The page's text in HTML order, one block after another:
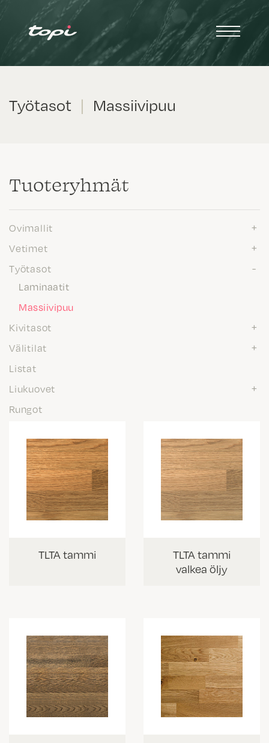
Työtasot | Massiivipuu
Tuote­ryhmät
Ovimallit
Vetimet
Työtasot
Laminaatit
Massiivipuu
Kivitasot
Välitilat
Listat
Liukuovet
Rungot
TLTA tammi
TLTA tammi
valkea öljy